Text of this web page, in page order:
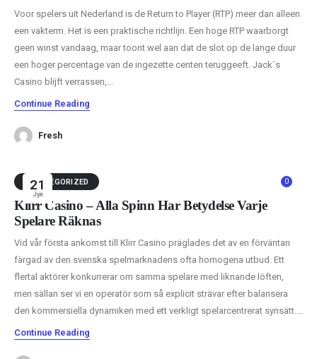
Voor spelers uit Nederland is de Return to Player (RTP) meer dan alleen
een vakterm. Het is een praktische richtlijn. Een hoge RTP waarborgt
geen winst vandaag, maar toont wel aan dat de slot op de lange duur
een hoger percentage van de ingezette centen teruggeeft. Jack`s
Casino blijft verrassen,...
Continue Reading
Fresh
21
Јул
0
UNCATEGORIZED
Klirr Casino – Alla Spinn Har Betydelse Varje
Spelare Räknas
Vid vår första ankomst till Klirr Casino präglades det av en förväntan
färgad av den svenska spelmarknadens ofta homogena utbud. Ett
flertal aktörer konkurrerar om samma spelare med liknande löften,
men sällan ser vi en operatör som så explicit strävar efter balansera
den kommersiella dynamiken med ett verkligt spelarcentrerat synsätt....
Continue Reading